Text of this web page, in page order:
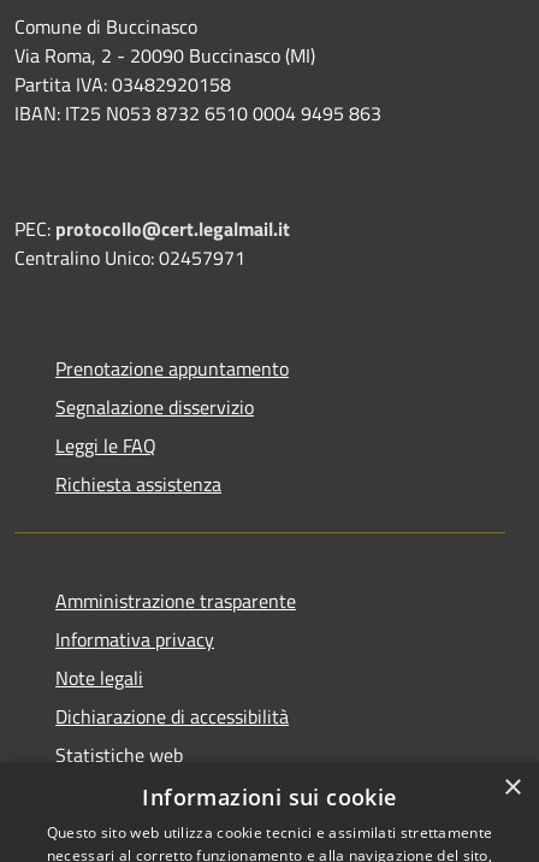
Comune di Buccinasco
Via Roma, 2 - 20090 Buccinasco (MI)
Partita IVA: 03482920158
IBAN: IT25 N053 8732 6510 0004 9495 863
PEC: protocollo@cert.legalmail.it
Centralino Unico: 02457971
Prenotazione appuntamento
Segnalazione disservizio
Leggi le FAQ
Richiesta assistenza
Amministrazione trasparente
Informativa privacy
Note legali
Dichiarazione di accessibilità
Statistiche web
×
Informazioni sui cookie
Questo sito web utilizza cookie tecnici e assimilati strettamente
necessari al corretto funzionamento e alla navigazione del sito,